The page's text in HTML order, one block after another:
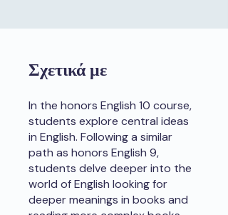
Σχετικά με
In the honors English 10 course,
students explore central ideas
in English. Following a similar
path as honors English 9,
students delve deeper into the
world of English looking for
deeper meanings in books and